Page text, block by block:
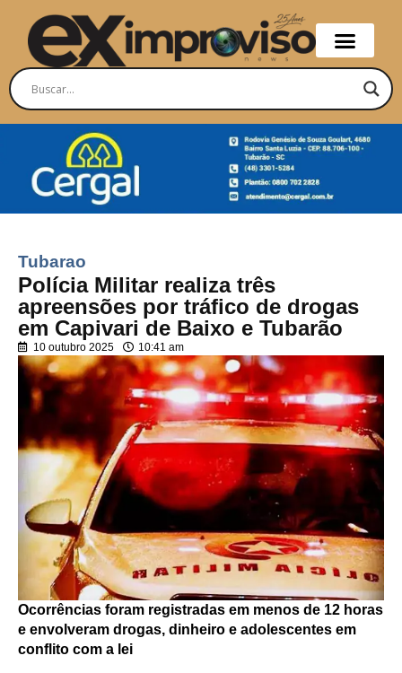
Tubarao
Polícia Militar realiza três
apreensões por tráfico de drogas
em Capivari de Baixo e Tubarão
10 outubro 2025 10:41 am
Ocorrências foram registradas em menos de 12 horas
e envolveram drogas, dinheiro e adolescentes em
conflito com a lei